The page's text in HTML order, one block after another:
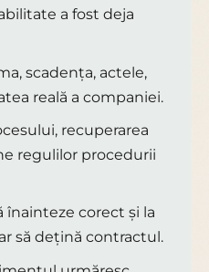
a fost deja
scadența, actele,
reală a companiei.
recuperarea
regulilor procedurii
corect și la
să dețină contractul.